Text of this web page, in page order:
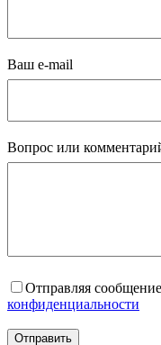
Ваш e-mail
Вопрос или
Отправляя
конфиденциальности